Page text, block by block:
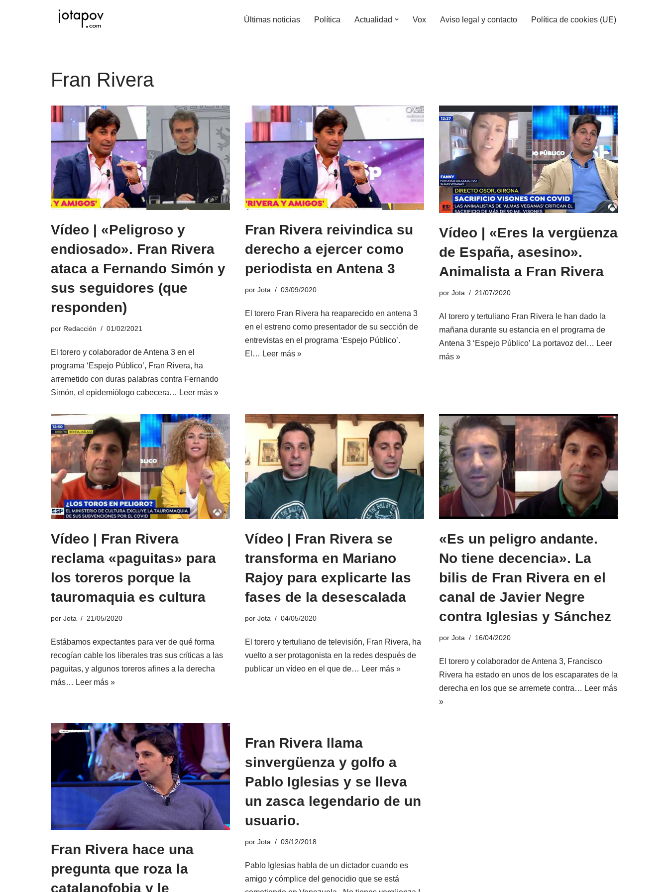
Últimas noticias Política Actualidad Vox Aviso legal y contacto Política de cookies (UE)
Fran Rivera
Vídeo | «Peligroso y
endiosado». Fran Rivera
ataca a Fernando Simón y
sus seguidores (que
responden)
por Redacción 01/02/2021
El torero y colaborador de Antena 3 en el
programa ‘Espejo Público’, Fran Rivera, ha
arremetido con duras palabras contra Fernando
Simón, el epidemiólogo cabecera… Leer más »
Fran Rivera reivindica su
derecho a ejercer como
periodista en Antena 3
por Jota 03/09/2020
El torero Fran Rivera ha reaparecido en antena 3
en el estreno como presentador de su sección de
entrevistas en el programa ‘Espejo Público’.
El… Leer más »
Vídeo | «Eres la vergüenza
de España, asesino».
Animalista a Fran Rivera
por Jota 21/07/2020
Al torero y tertuliano Fran Rivera le han dado la
mañana durante su estancia en el programa de
Antena 3 ‘Espejo Público’ La portavoz del… Leer
más »
Vídeo | Fran Rivera
reclama «paguitas» para
los toreros porque la
tauromaquia es cultura
por Jota 21/05/2020
Estábamos expectantes para ver de qué forma
recogían cable los liberales tras sus críticas a las
paguitas, y algunos toreros afines a la derecha
más… Leer más »
Vídeo | Fran Rivera se
transforma en Mariano
Rajoy para explicarte las
fases de la desescalada
por Jota 04/05/2020
El torero y tertuliano de televisión, Fran Rivera, ha
vuelto a ser protagonista en la redes después de
publicar un vídeo en el que de… Leer más »
«Es un peligro andante.
No tiene decencia». La
bilis de Fran Rivera en el
canal de Javier Negre
contra Iglesias y Sánchez
por Jota 16/04/2020
El torero y colaborador de Antena 3, Francisco
Rivera ha estado en unos de los escaparates de la
derecha en los que se arremete contra… Leer más
»
Fran Rivera hace una
pregunta que roza la
catalanofobia y le
Fran Rivera llama
sinvergüenza y golfo a
Pablo Iglesias y se lleva
un zasca legendario de un
usuario.
por Jota 03/12/2018
Pablo Iglesias habla de un dictador cuando es
amigo y cómplice del genocidio que se está